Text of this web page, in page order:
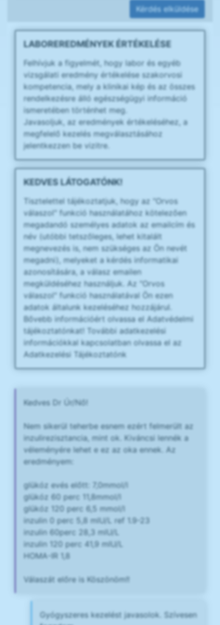
Kérdés elküldése
LABOREREDMÉNYEK ÉRTÉKELÉSE
Felhívjuk a figyelmét, hogy labor és egyéb
vizsgálati eredmény értékelése szakorvosi
kompetencia, mely a klinikai kép és az összes
rendelkezésre álló egészségügyi információ
ismeretében történhet meg.
Javasoljuk, az eredmények értékeléséhez, a
megfelelő kezelés megválasztásához
jelentkezzen be vizitre.
KEDVES LÁTOGATÓNK!
Tisztelettel tájékoztatjuk, hogy az "Orvos
válaszol" funkció használatához kötelezően
megadandó személyes adatok az emailcím és
név (utóbbi tetszőleges, lehet kitalált
megnevezés is, nem szükséges az Ön nevét
megadni), melyeket a kérdés informatikai
azonosítására, a válasz emailen
megküldéséhez használjuk. Az "Orvos
válaszol" funkció használatával Ön ezen
adatok általunk kezeléséhez hozzájárul.
Bővebb információért olvassa el Adatvédelmi
tájékoztatónkat! További adatkezelési
információkkal kapcsolatban olvassa el az
Adatkezelési Tájékoztatónk
Kedves Dr Úr/Nő!
Nem sikerül teherbe esnem ezért felmerült az
inzulirezisztancia, mint ok. Kiváncsi lennék a
véleményére lehet e ez az oka ennek. Az
eredményem:
glükóz evés előtt: 7,0mmol/l
glükóz 60 perc 11,8mmol/l
glükóz 120 perc 6,5 mmol/l
inzulin 0 perc 5,8 mlU/L ref 1.9-23
inzulin 60perc 28,3 mlU/L
inzulin 120 perc 41,9 mlU/L
HOMA-IR 1,8
Válaszát előre is Köszönöm!!
Gyógyszeres kezelést javasolok. Szívesen